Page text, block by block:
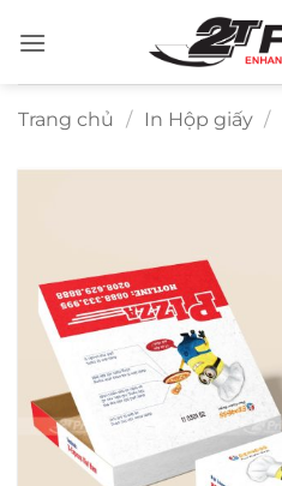
qua
Trang chủ / In Hộp giấy /